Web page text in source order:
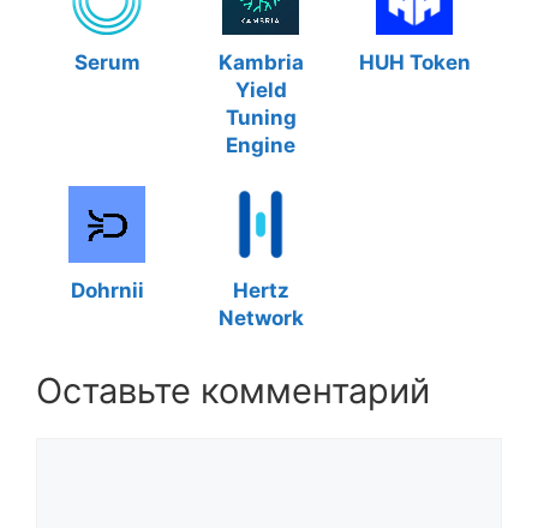
Serum
Kambria
Yield
Tuning
Engine
HUH Token
Dohrnii
Hertz
Network
Оставьте комментарий